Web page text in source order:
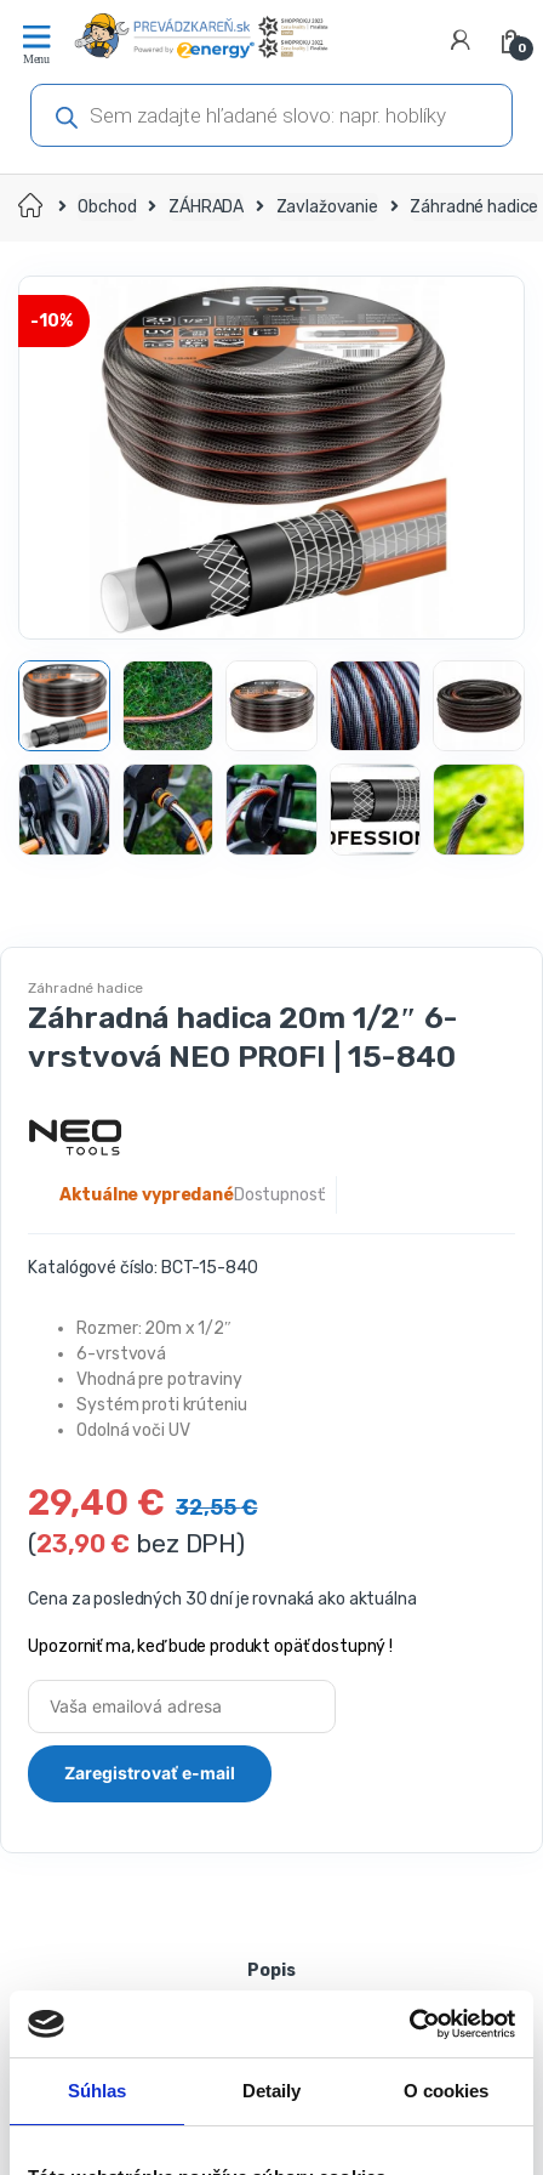
Súhlas Detaily O cookies
navigáciu
obsah
0
Products
search
Domov Obchod ZÁHRADA Zavlažovanie Záhradné hadice
-10%
Záhradné hadice
Záhradná hadica 20m 1/2″ 6-
vrstvová NEO PROFI | 15-840
Dostupnosť:
Aktuálne vypredané
Katalógové číslo: BCT-15-840
Rozmer: 20m x 1/2″
6-vrstvová
Vhodná pre potraviny
Systém proti krúteniu
Odolná voči UV
29,40 € 32,55€
(23,90€ bez DPH)
Cena za posledných 30 dní je rovnaká ako aktuálna
Upozorniť ma, keď bude produkt opäť dostupný !
Popis
Záhradná hadica 20m 1/2″ 6-vrstvová
NEO PROFI | 15-840
trikotový)